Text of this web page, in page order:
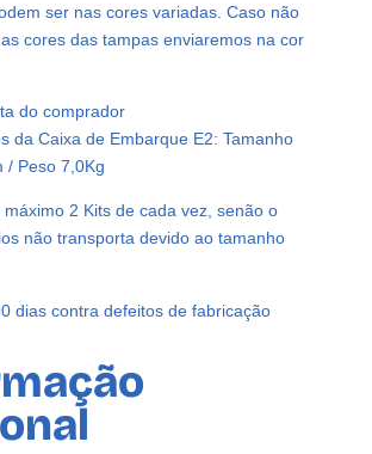
ser nas cores variadas. Caso não
cores das tampas enviaremos na cor
do comprador
da Caixa de Embarque E2: Tamanho
/ Peso 7,0Kg
2 Kits de cada vez, senão o
não transporta devido ao tamanho
dias contra defeitos de fabricação